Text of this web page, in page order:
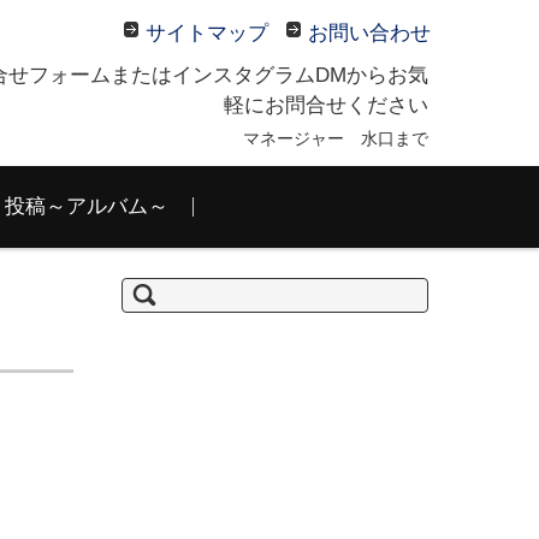
サイトマップ
お問い合わせ
せフォームまたはインスタグラムDMからお気
軽にお問合せください
マネージャー 水口まで
投稿～アルバム～
検
索: